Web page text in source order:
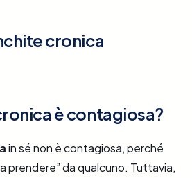
cronica
è contagiosa?
in sé non è contagiosa, perché
prendere” da qualcuno. Tuttavia,